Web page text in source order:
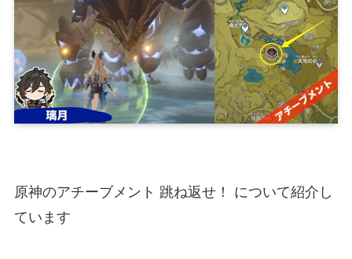
原神のアチーブメント 跳ね返せ！ について紹介し
ています